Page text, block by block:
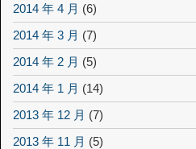
2014 年 4 月 (6)
2014 年 3 月 (7)
2014 年 2 月 (5)
2014 年 1 月 (14)
2013 年 12 月 (7)
2013 年 11 月 (5)